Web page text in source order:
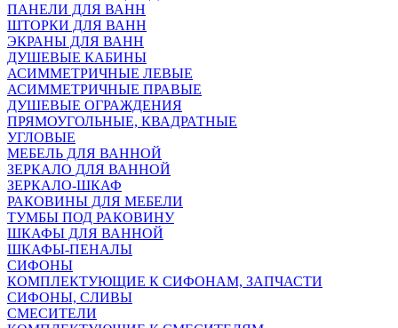
ПАНЕЛИ ДЛЯ ВАНН
ШТОРКИ ДЛЯ ВАНН
ЭКРАНЫ ДЛЯ ВАНН
ДУШЕВЫЕ КАБИНЫ
АСИММЕТРИЧНЫЕ ЛЕВЫЕ
АСИММЕТРИЧНЫЕ ПРАВЫЕ
ДУШЕВЫЕ ОГРАЖДЕНИЯ
ПРЯМОУГОЛЬНЫЕ, КВАДРАТНЫЕ
УГЛОВЫЕ
МЕБЕЛЬ ДЛЯ ВАННОЙ
ЗЕРКАЛО ДЛЯ ВАННОЙ
ЗЕРКАЛО-ШКАФ
РАКОВИНЫ ДЛЯ МЕБЕЛИ
ТУМБЫ ПОД РАКОВИНУ
ШКАФЫ ДЛЯ ВАННОЙ
ШКАФЫ-ПЕНАЛЫ
СИФОНЫ
КОМПЛЕКТУЮЩИЕ К СИФОНАМ, ЗАПЧАСТИ
СИФОНЫ, СЛИВЫ
СМЕСИТЕЛИ